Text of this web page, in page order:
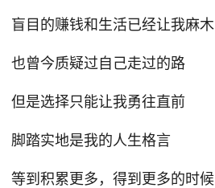
盲目的赚钱和生活已经让我麻木
也曾今质疑过自己走过的路
但是选择只能让我勇往直前
脚踏实地是我的人生格言
等到积累更多，得到更多的时候